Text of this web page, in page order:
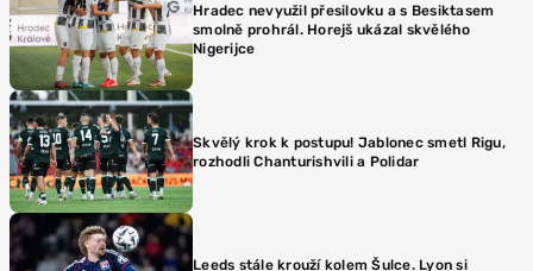
Hradec nevyužil přesilovku a s Besiktasem
smolně prohrál. Horejš ukázal skvělého
Nigerijce
Skvělý krok k postupu! Jablonec smetl Rigu,
rozhodli Chanturishvili a Polidar
Leeds stále krouží kolem Šulce. Lyon si